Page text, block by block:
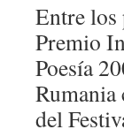
Entre los
Premio
Poesía
del